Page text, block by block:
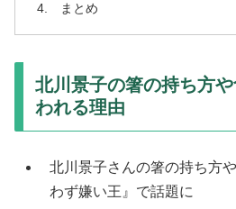
まとめ
北川景子の箸の持ち方
われる理由
北川景子さんの箸の持ち方
わず嫌い王』で話題に